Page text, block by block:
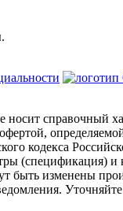
носит справочный
кодекса
(спецификация) и
быть изменены